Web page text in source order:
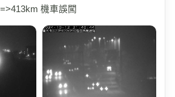
機車誤闖